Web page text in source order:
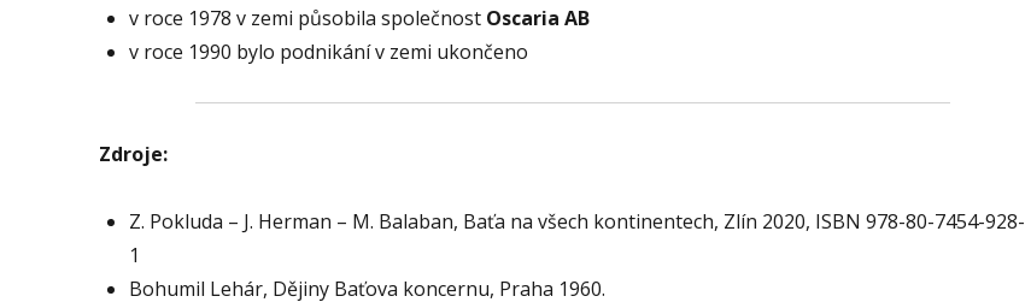
v roce 1978 v zemi působila společnost Oscaria AB
v roce 1990 bylo podnikání v zemi ukončeno
Zdroje:
Z. Pokluda – J. Herman – M. Balaban, Baťa na všech kontinentech, Zlín 2020, ISBN 978-80-7454-928-
1
Bohumil Lehár, Dějiny Baťova koncernu, Praha 1960.